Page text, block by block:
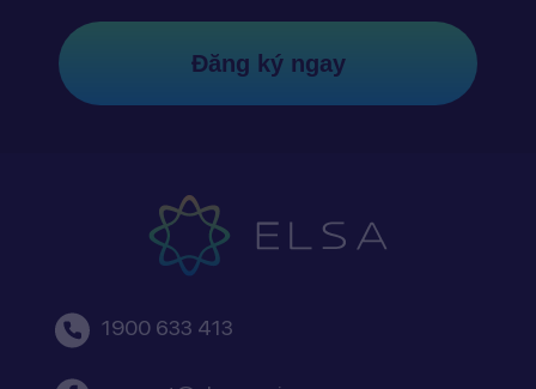
Đăng ký ngay
1900 633 413